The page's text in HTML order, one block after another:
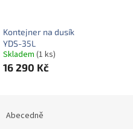
Kontejner na dusík
YDS-35L
Skladem (1 ks)
16 290 Kč
Abecedně